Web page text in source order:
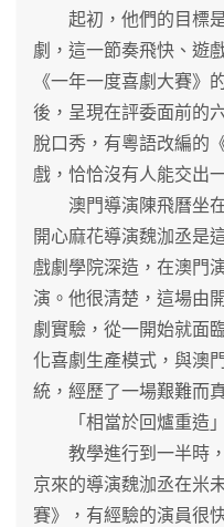
起初，他們的目標是
劇，這一節奏飛快、遊
《一年一度喜劇大賽》
後，呈現在評委面前的
脫口秀，有粵語改編的
戲，恰恰沒有人能交出
澳門導演陳飛曆坐在
開心麻花導演魏泇丞是
戲劇學院深造，在澳門
演。他很清楚，這場由
劇實驗，從一開始就面
化喜劇生產模式，與澳
統，經歷了一場艱難而
「相當於回爐重造」
教學進行到一半時，
京來的導演魏泇丞在米
賽》，有經驗的演員很